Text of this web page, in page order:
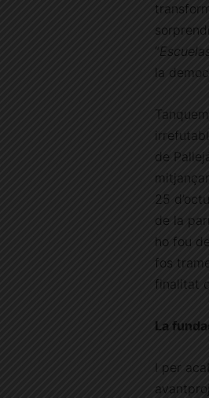
“
la
de
25
de la
ho fou
fos
finalitat
La
I per